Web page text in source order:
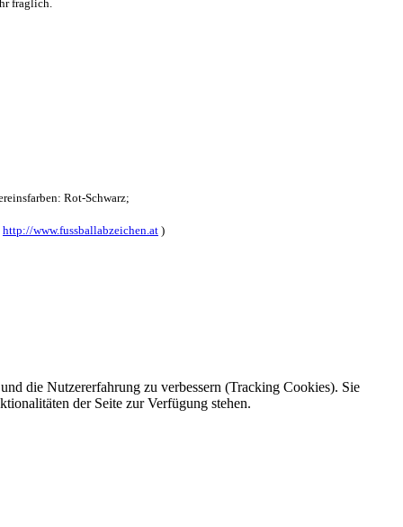
die Nutzererfahrung zu verbessern (Tracking Cookies). Sie
der Seite zur Verfügung stehen.
fraglich.
Rot-Schwarz;
http://www.fussballabzeichen.at )